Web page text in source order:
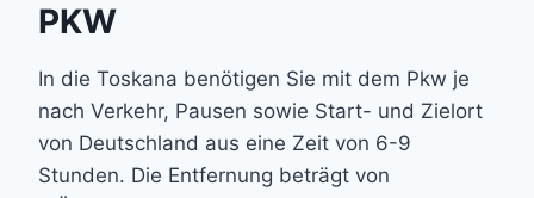
PKW
In die Toskana benötigen Sie mit dem Pkw je
nach Verkehr, Pausen sowie Start- und Zielort
von Deutschland aus eine Zeit von 6-9
Stunden. Die Entfernung beträgt von